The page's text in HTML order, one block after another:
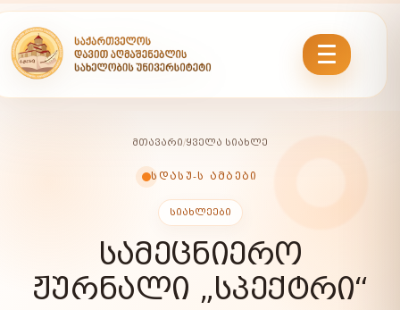
ᲛᲗᲐᲕᲐᲠᲘ/ᲧᲕᲔᲚᲐ ᲡᲘᲐᲮᲚᲔ
ᲡᲓᲐᲡᲣ-Ს ᲐᲛᲑᲔᲑᲘ
ᲡᲘᲐᲮᲚᲔᲔᲑᲘ
ᲡᲐᲛᲔᲪᲜᲘᲔᲠᲝ
ᲟᲣᲠᲜᲐᲚᲘ „ᲡᲞᲔᲥᲢᲠᲘ“